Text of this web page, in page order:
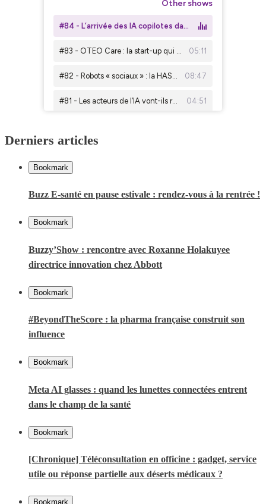
Derniers articles
Bookmark
Buzz E-santé en pause estivale : rendez-vous à la rentrée !
Bookmark
Buzzy’Show : rencontre avec Roxanne Holakuyee
directrice innovation chez Abbott
Bookmark
#BeyondTheScore : la pharma française construit son
influence
Bookmark
Meta AI glasses : quand les lunettes connectées entrent
dans le champ de la santé
Bookmark
[Chronique] Téléconsultation en officine : gadget, service
utile ou réponse partielle aux déserts médicaux ?
Bookmark